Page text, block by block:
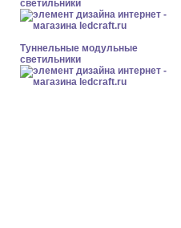
светильники
Туннельные модульные
светильники